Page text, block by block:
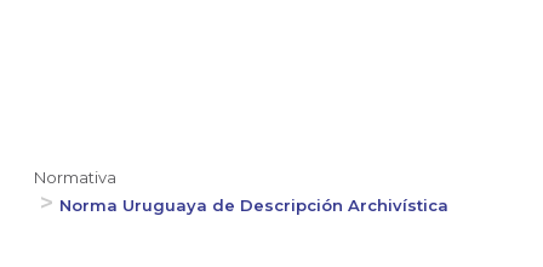
Normativa
Norma Uruguaya de Descripción Archivística